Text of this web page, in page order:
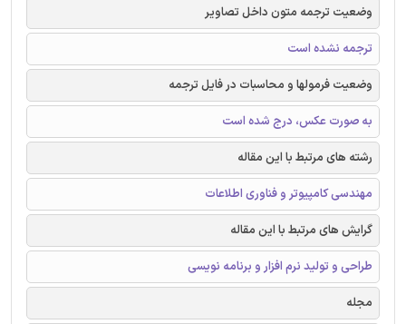
وضعیت ترجمه متون داخل تصاویر
ترجمه نشده است
وضعیت فرمولها و محاسبات در فایل ترجمه
به صورت عکس، درج شده است
رشته های مرتبط با این مقاله
مهندسی کامپیوتر و فناوری اطلاعات
گرایش های مرتبط با این مقاله
طراحی و تولید نرم افزار و برنامه نویسی
مجله